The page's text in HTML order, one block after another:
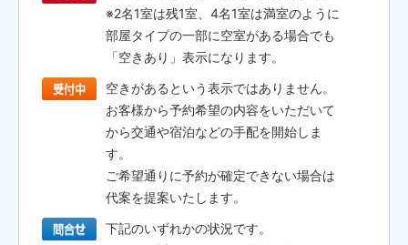
※2名1室は残1室、4名1室は満室のように
部屋タイプの一部に空室がある場合でも
「空きあり」表示になります。
空きがあるという表示ではありません。
お客様から予約希望の内容をいただいて
から交通や宿泊などの手配を開始しま
す。
ご希望通りに予約が確定できない場合は
代案を提案いたします。
下記のいずれかの状況です。